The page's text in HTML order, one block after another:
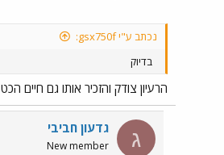
נכתב ע"י gsx750f:
בדיוק
הרעיון צודק והזכיר אותו גם חיים הכט
ג גדעון חביבי
New member